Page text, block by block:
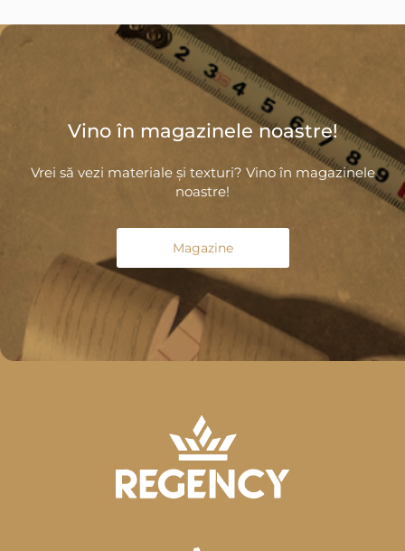
Vino în magazinele noastre!
Vrei să vezi materiale și texturi? Vino în magazinele
noastre!
Magazine